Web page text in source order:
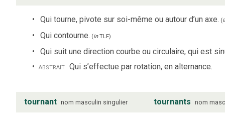
Qui tourne, pivote sur soi-même ou autour d’un axe. (
Qui contourne. (inTLF)
Qui suit une direction courbe ou circulaire, qui est
abstrait Qui s’effectue par rotation, en alternance.
tournant nom masculin singulier tournants nom